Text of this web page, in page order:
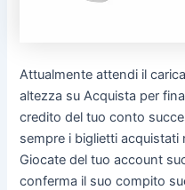
Attualmente attendi il
altezza su Acquista per
credito del tuo conto
sempre i biglietti
Giocate del tuo account
conferma il suo compito